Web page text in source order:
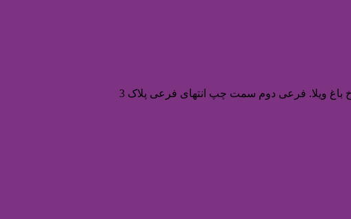
باغ ویلا. فرعی دوم سمت چپ انتهای فرعی پلاک 3